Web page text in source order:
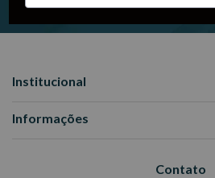
Institucional
Informações
Contato